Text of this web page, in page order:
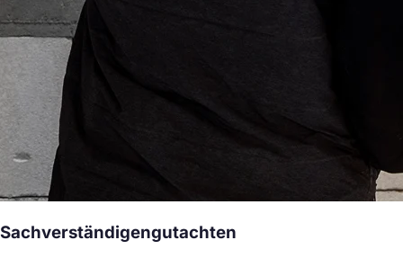
Sachverständigengutachten